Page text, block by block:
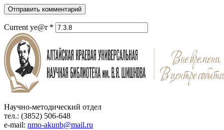
Отправить комментарий
Current ye@r *
Научно-методический отдел
тел.: (3852) 506-648
e-mail: nmo-akunb@mail.ru